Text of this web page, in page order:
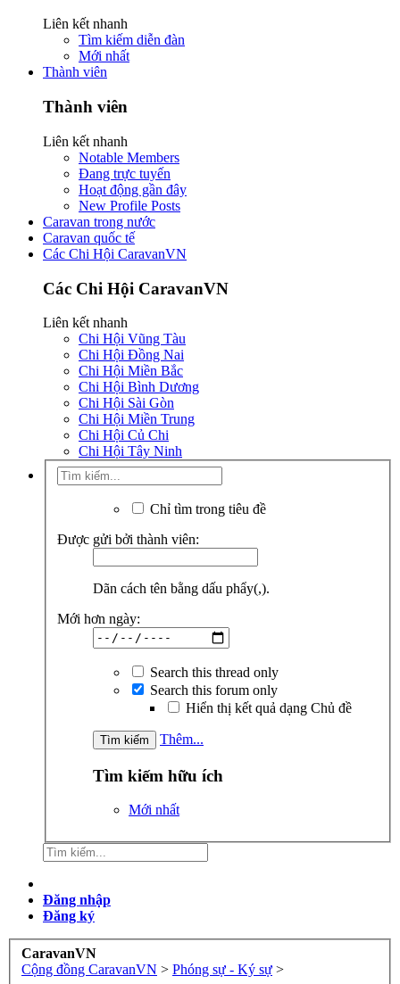
Liên kết nhanh
Tìm kiếm diễn đàn
Mới nhất
Thành viên
Thành viên
Liên kết nhanh
Notable Members
Đang trực tuyến
Hoạt động gần đây
New Profile Posts
Caravan trong nước
Caravan quốc tế
Các Chi Hội CaravanVN
Các Chi Hội CaravanVN
Liên kết nhanh
Chi Hội Vũng Tàu
Chi Hội Đồng Nai
Chi Hội Miền Bắc
Chi Hội Bình Dương
Chi Hội Sài Gòn
Chi Hội Miền Trung
Chi Hội Củ Chi
Chi Hội Tây Ninh
Chỉ tìm trong tiêu đề
Được gửi bởi thành viên:
Dãn cách tên bằng dấu phẩy(,).
Mới hơn ngày:
Search this thread only
Search this forum only
Hiển thị kết quả dạng Chủ đề
Thêm...
Tìm kiếm hữu ích
Mới nhất
Đăng nhập
Đăng ký
CaravanVN
Cộng đồng CaravanVN > Phóng sự - Ký sự >